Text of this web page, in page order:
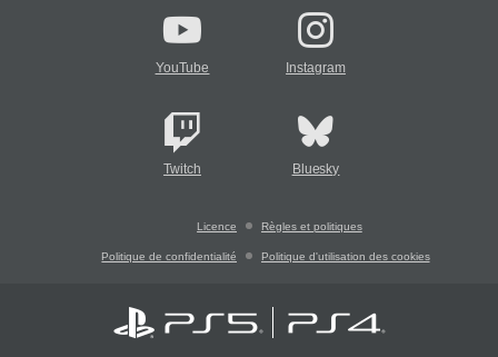
YouTube Instagram
Twitch Bluesky
Licence Règles et politiques
Politique de confidentialité Politique d'utilisation des cookies